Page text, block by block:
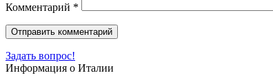
Комментарий *
Задать вопрос!
Информация о Италии